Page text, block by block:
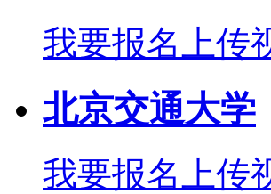
我要报名 上传
北京交通大学
我要报名 上传